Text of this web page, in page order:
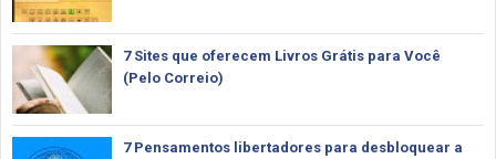
7 Sites que oferecem Livros Grátis para Você
(Pelo Correio)
7 Pensamentos libertadores para desbloquear a